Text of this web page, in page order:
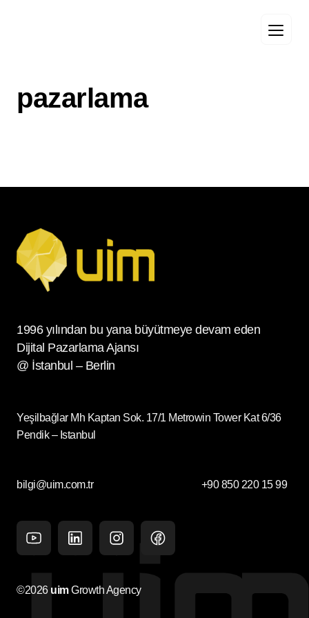
pazarlama
1996 yılından bu yana büyütmeye devam eden
Dijital Pazarlama Ajansı
@ İstanbul – Berlin
Yeşilbağlar Mh Kaptan Sok. 17/1 Metrowin Tower Kat 6/36
Pendik – Istanbul
bilgi@uim.com.tr +90 850 220 15 99
©2026 uimGrowth Agency